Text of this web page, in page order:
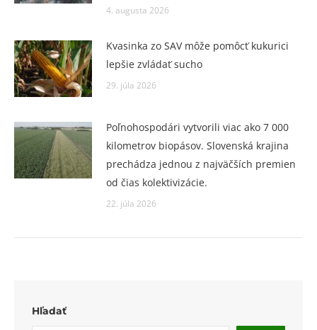
4. augusta 2026
Kvasinka zo SAV môže pomôcť kukurici
lepšie zvládať sucho
29. júla 2026
Poľnohospodári vytvorili viac ako 7 000
kilometrov biopásov. Slovenská krajina
prechádza jednou z najväčších premien
od čias kolektivizácie.
22. júla 2026
Hľadať